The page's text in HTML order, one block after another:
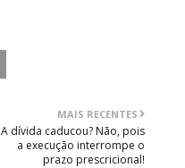
MAIS RECENTES
A dívida caducou? Não, pois
a execução interrompe o
prazo prescricional!